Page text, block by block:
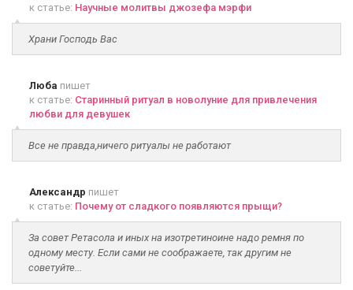
к статье: Научные молитвы джозефа мэрфи
Храни Господь Вас
Люба пишет
к статье: Старинный ритуал в новолуние для привлечения
любви для девушек
Все не правда,ничего ритуалы не работают
Александр пишет
к статье: Почему от сладкого появляются прыщи?
За совет Ретасола и иных на изотретиноине надо ремня по
одному месту. Если сами не соображаете, так другим не
советуйте...